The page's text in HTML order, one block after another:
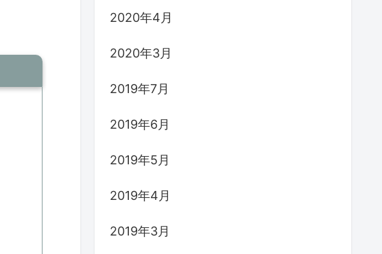
2020年4月
2020年3月
2019年7月
2019年6月
2019年5月
2019年4月
2019年3月